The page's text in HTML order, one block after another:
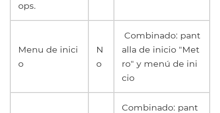
ops.
Menu de inici
o
N
o
Combinado: pant
alla de inicio "Met
ro" y menú de ini
cio
Combinado: pant